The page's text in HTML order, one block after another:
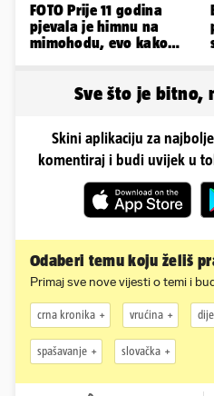
FOTO Prije 11 godina
pjevala je himnu na
mimohodu, evo kako
Sve što je bitno,
Skini aplikaciju za
komentiraj i budi uvijek u
Odaberi temu koju želiš
Primaj sve nove vijesti o temi i
crna kronika vrućina
spašavanje slovačka